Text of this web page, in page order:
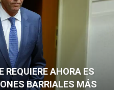
REQUIERE AHORA ES
BARRIALES MÁS